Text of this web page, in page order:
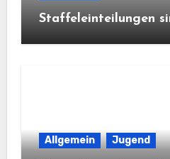
Staffeleinteilungen
Allgemein Jugend